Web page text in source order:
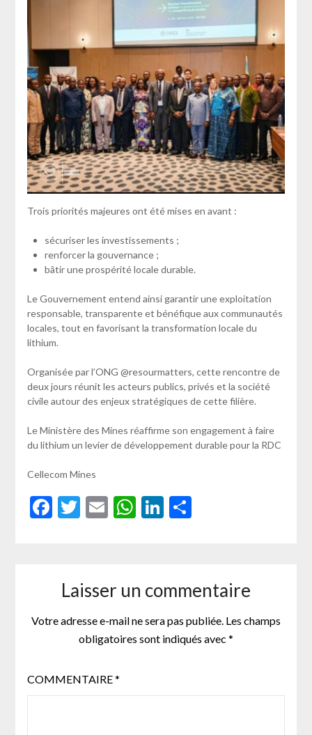
Trois priorités majeures ont été mises en avant :
sécuriser les investissements ;
renforcer la gouvernance ;
bâtir une prospérité locale durable.
Le Gouvernement entend ainsi garantir une exploitation
responsable, transparente et bénéfique aux communautés
locales, tout en favorisant la transformation locale du
lithium.
Organisée par l’ONG @resourmatters, cette rencontre de
deux jours réunit les acteurs publics, privés et la société
civile autour des enjeux stratégiques de cette filière.
Le Ministère des Mines réaffirme son engagement à faire
du lithium un levier de développement durable pour la RDC
Cellecom Mines
Facebook
Twitter
EmailWhatsApp
LinkedIn
Partager
Laisser un commentaire
Votre adresse e-mail ne sera pas publiée. Les champs
obligatoires sont indiqués avec *
COMMENTAIRE*